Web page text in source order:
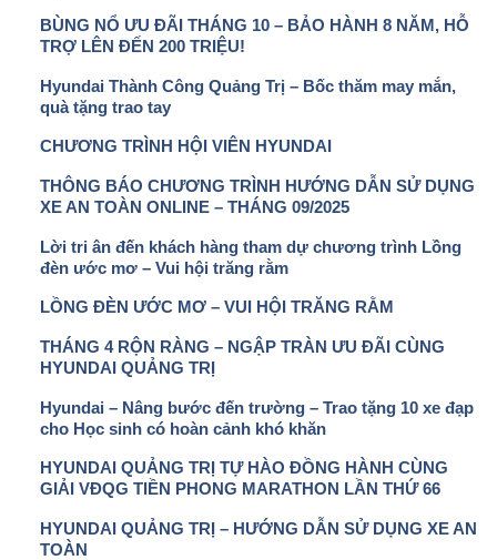
BÙNG NỔ ƯU ĐÃI THÁNG 10 – BẢO HÀNH 8 NĂM, HỖ
TRỢ LÊN ĐẾN 200 TRIỆU!
Hyundai Thành Công Quảng Trị – Bốc thăm may mắn,
quà tặng trao tay
CHƯƠNG TRÌNH HỘI VIÊN HYUNDAI
THÔNG BÁO CHƯƠNG TRÌNH HƯỚNG DẪN SỬ DỤNG
XE AN TOÀN ONLINE – THÁNG 09/2025
Lời tri ân đến khách hàng tham dự chương trình Lồng
đèn ước mơ – Vui hội trăng rằm
LỒNG ĐÈN ƯỚC MƠ – VUI HỘI TRĂNG RẰM
THÁNG 4 RỘN RÀNG – NGẬP TRÀN ƯU ĐÃI CÙNG
HYUNDAI QUẢNG TRỊ
Hyundai – Nâng bước đến trường – Trao tặng 10 xe đạp
cho Học sinh có hoàn cảnh khó khăn
HYUNDAI QUẢNG TRỊ TỰ HÀO ĐỒNG HÀNH CÙNG
GIẢI VĐQG TIỀN PHONG MARATHON LẦN THỨ 66
HYUNDAI QUẢNG TRỊ – HƯỚNG DẪN SỬ DỤNG XE AN
TOÀN